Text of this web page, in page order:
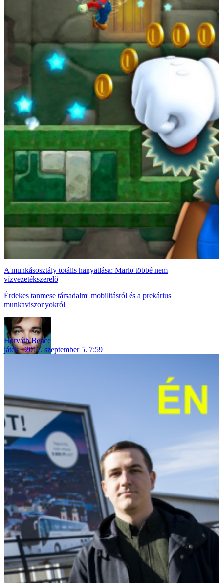
A munkásosztály totális hanyatlása: Mario többé nem
vízvezetékszerelő
Érdekes tanmese társadalmi mobilitásról és a prekárius
munkaviszonyokról.
Horváth Bence
játék
2017. szeptember 5. 7:59